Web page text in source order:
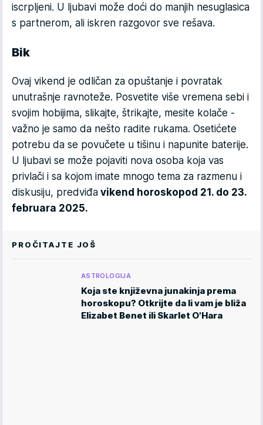
iscrpljeni. U ljubavi može doći do manjih nesuglasica
s partnerom, ali iskren razgovor sve rešava.
Bik
Ovaj vikend je odličan za opuštanje i povratak
unutrašnje ravnoteže. Posvetite više vremena sebi i
svojim hobijima, slikajte, štrikajte, mesite kolače -
važno je samo da nešto radite rukama. Osetićete
potrebu da se povučete u tišinu i napunite baterije.
U ljubavi se može pojaviti nova osoba koja vas
privlači i sa kojom imate mnogo tema za razmenu i
diskusiju, predviđa vikend horoskopod 21. do 23.
februara 2025.
PROČITAJTE JOŠ
ASTROLOGIJA
Koja ste književna junakinja prema
horoskopu? Otkrijte da li vam je bliža
Elizabet Benet ili Skarlet O'Hara